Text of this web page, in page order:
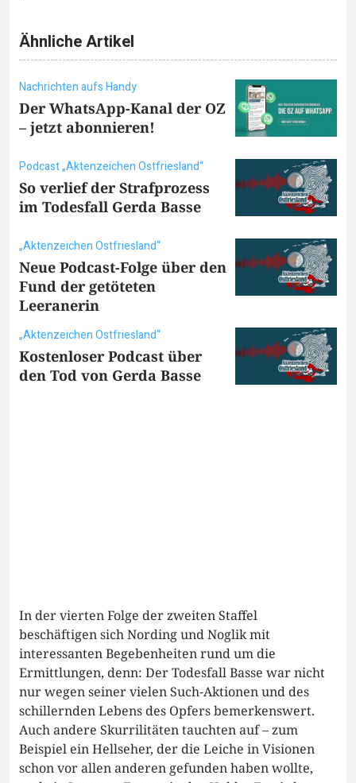
Ähnliche Artikel
Nachrichten aufs Handy
Der WhatsApp-Kanal der OZ
– jetzt abonnieren!
Podcast „Aktenzeichen Ostfriesland“
So verlief der Strafprozess
im Todesfall Gerda Basse
„Aktenzeichen Ostfriesland“
Neue Podcast-Folge über den
Fund der getöteten
Leeranerin
„Aktenzeichen Ostfriesland“
Kostenloser Podcast über
den Tod von Gerda Basse
In der vierten Folge der zweiten Staffel
beschäftigen sich Nording und Noglik mit
interessanten Begebenheiten rund um die
Ermittlungen, denn: Der Todesfall Basse war nicht
nur wegen seiner vielen Such-Aktionen und des
schillernden Lebens des Opfers bemerkenswert.
Auch andere Skurrilitäten tauchten auf – zum
Beispiel ein Hellseher, der die Leiche in Visionen
schon vor allen anderen gefunden haben wollte,